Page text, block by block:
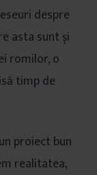
despre
asta sunt și
romilor, o
timp de
proiect bun
realitatea,